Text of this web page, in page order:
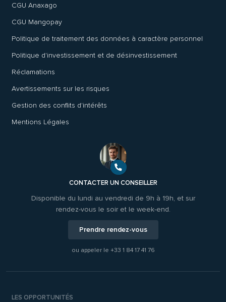
CGU Anaxago
CGU Mangopay
Politique de traitement des données à caractère personnel
Politique d'investissement et de désinvestissement
Réclamations
Avertissements sur les risques
Gestion des conflits d'intérêts
Mentions Légales
CONTACTER UN CONSEILLER
Disponible du lundi au vendredi de 9h à 19h, et sur
rendez-vous le soir et le week-end.
Prendre rendez-vous
ou appeler le +33 1 84 17 41 76
LES OPPORTUNITÉS